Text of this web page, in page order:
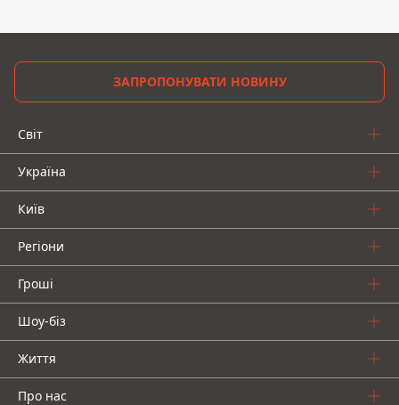
ЗАПРОПОНУВАТИ НОВИНУ
Світ
Україна
Київ
Регіони
Гроші
Шоу-біз
Життя
Про нас